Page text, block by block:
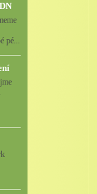
pé...